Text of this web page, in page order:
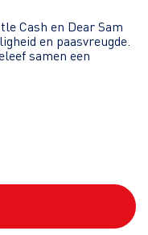
Cash en Dear Sam
en paasvreugde.
samen een